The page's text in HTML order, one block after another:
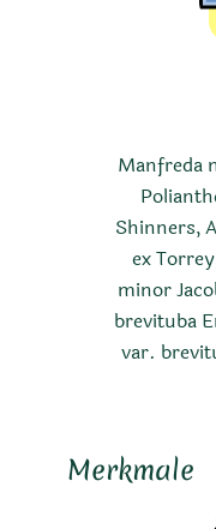
Manfreda
Shinners,
ex
minor
brevituba
var.
Merkmale